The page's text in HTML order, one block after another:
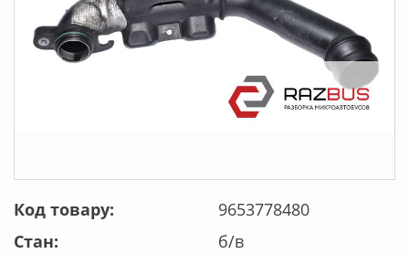
Код товару:
9653778480
Стан:
б/в